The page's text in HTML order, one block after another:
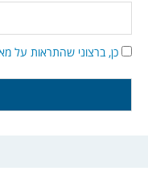
כן, ברצוני שהתראות על